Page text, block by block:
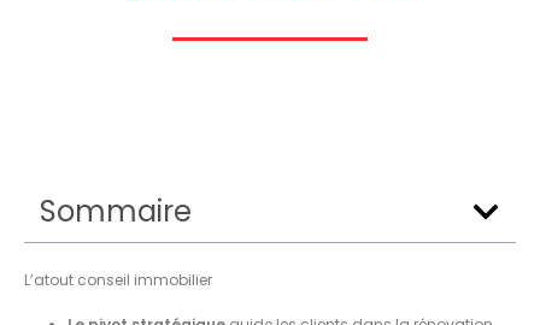
Sommaire
L’atout conseil immobilier